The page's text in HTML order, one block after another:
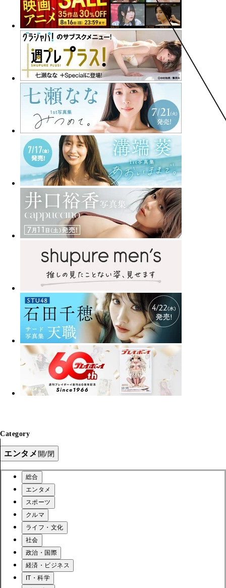
Category
エンタメ 開/閉
総合
エンタメ
スポーツ
クルマ
ライフ・文化
社会
政治・国際
経済・ビジネス
IT・科学